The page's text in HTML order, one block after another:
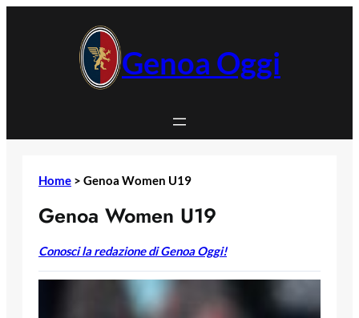
Genoa Oggi
Home > Genoa Women U19
Genoa Women U19
Conosci la redazione di Genoa Oggi!